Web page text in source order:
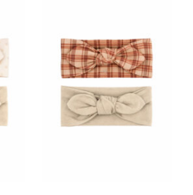
CHOIX DES
OPTIONS CE
PRODUIT
A
PLUSIEURS
/
DÉTAILS